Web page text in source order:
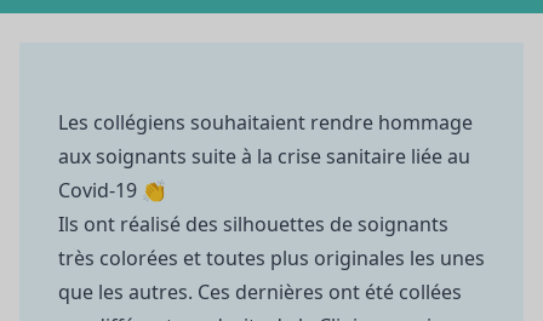
Les collégiens souhaitaient rendre hommage
aux soignants suite à la crise sanitaire liée au
Covid-19 👏
Ils ont réalisé des silhouettes de soignants
très colorées et toutes plus originales les unes
que les autres. Ces dernières ont été collées